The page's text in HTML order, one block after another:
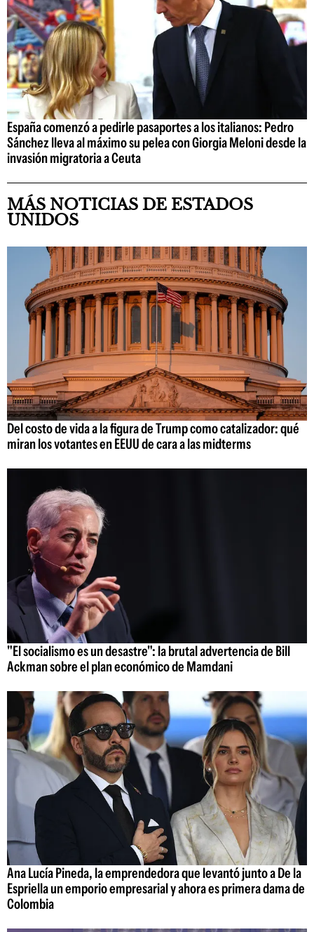
España comenzó a pedirle pasaportes a los italianos: Pedro
Sánchez lleva al máximo su pelea con Giorgia Meloni desde la
invasión migratoria a Ceuta
MÁS NOTICIAS DE ESTADOS
UNIDOS
Del costo de vida a la figura de Trump como catalizador: qué
miran los votantes en EEUU de cara a las midterms
"El socialismo es un desastre": la brutal advertencia de Bill
Ackman sobre el plan económico de Mamdani
Ana Lucía Pineda, la emprendedora que levantó junto a De la
Espriella un emporio empresarial y ahora es primera dama de
Colombia